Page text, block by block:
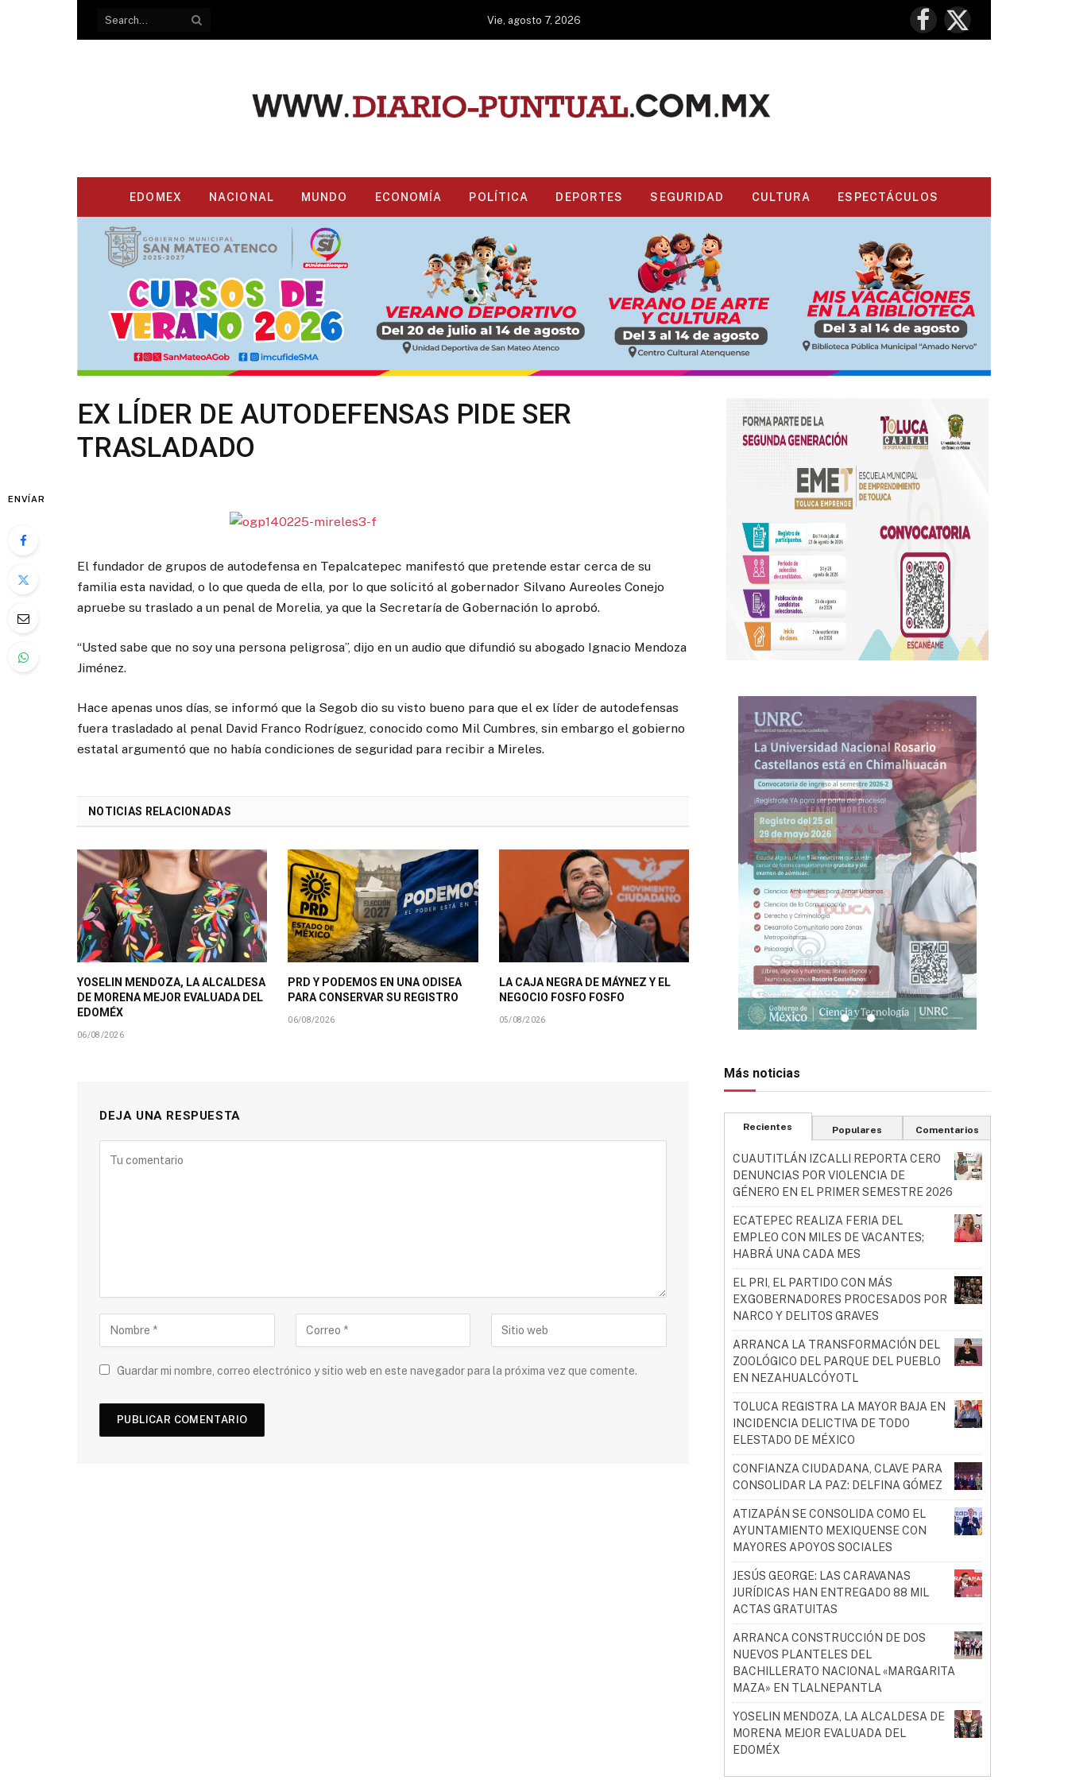
Vie, agosto 7, 2026
Facebook
X
(Twitter)
EDOMEX NACIONAL MUNDO ECONOMÍA POLÍTICA DEPORTES SEGURIDAD CULTURA ESPECTÁCULOS
EX LÍDER DE AUTODEFENSAS PIDE SER
TRASLADADO
ENVÍAR
El fundador de grupos de autodefensa en Tepalcatepec manifestó que pretende estar cerca de su
familia esta navidad, o lo que queda de ella, por lo que solicitó al gobernador Silvano Aureoles Conejo
apruebe su traslado a un penal de Morelia, ya que la Secretaría de Gobernación lo aprobó.
“Usted sabe que no soy una persona peligrosa”, dijo en un audio que difundió su abogado Ignacio Mendoza
Jiménez.
Hace apenas unos días, se informó que la Segob dio su visto bueno para que el ex líder de autodefensas
fuera trasladado al penal David Franco Rodríguez, conocido como Mil Cumbres, sin embargo el gobierno
estatal argumentó que no había condiciones de seguridad para recibir a Mireles.
NOTICIAS RELACIONADAS
YOSELIN MENDOZA, LA ALCALDESA
DE MORENA MEJOR EVALUADA DEL
EDOMÉX
06/08/2026
PRD Y PODEMOS EN UNA ODISEA
PARA CONSERVAR SU REGISTRO
06/08/2026
LA CAJA NEGRA DE MÁYNEZ Y EL
NEGOCIO FOSFO FOSFO
05/08/2026
DEJA UNA RESPUESTA
Guardar mi nombre, correo electrónico y sitio web en este navegador para la próxima vez que comente.
Más noticias
Recientes Populares Comentarios
CUAUTITLÁN IZCALLI REPORTA CERO
DENUNCIAS POR VIOLENCIA DE
GÉNERO EN EL PRIMER SEMESTRE 2026
ECATEPEC REALIZA FERIA DEL
EMPLEO CON MILES DE VACANTES;
HABRÁ UNA CADA MES
EL PRI, EL PARTIDO CON MÁS
EXGOBERNADORES PROCESADOS POR
NARCO Y DELITOS GRAVES
ARRANCA LA TRANSFORMACIÓN DEL
ZOOLÓGICO DEL PARQUE DEL PUEBLO
EN NEZAHUALCÓYOTL
TOLUCA REGISTRA LA MAYOR BAJA EN
INCIDENCIA DELICTIVA DE TODO
ELESTADO DE MÉXICO
CONFIANZA CIUDADANA, CLAVE PARA
CONSOLIDAR LA PAZ: DELFINA GÓMEZ
ATIZAPÁN SE CONSOLIDA COMO EL
AYUNTAMIENTO MEXIQUENSE CON
MAYORES APOYOS SOCIALES
JESÚS GEORGE: LAS CARAVANAS
JURÍDICAS HAN ENTREGADO 88 MIL
ACTAS GRATUITAS
ARRANCA CONSTRUCCIÓN DE DOS
NUEVOS PLANTELES DEL
BACHILLERATO NACIONAL «MARGARITA
MAZA» EN TLALNEPANTLA
YOSELIN MENDOZA, LA ALCALDESA DE
MORENA MEJOR EVALUADA DEL
EDOMÉX